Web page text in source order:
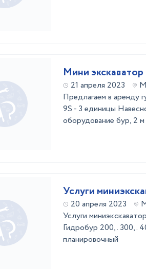
Мини
21 апреля 2023
Предлагаем в аренду
9S - 3 единицы
оборудование бур, 2
20 апреля 2023
Услуги
Гидробур 200,. 300,.
планировочный